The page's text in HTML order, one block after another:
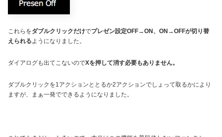
これらをダブルクリックだけでプレゼン設定OFF→ON、ON→OFFが切り替
えられるようになりました。
ダイアログも出てこないのでXを押して消す必要もありません。
ダブルクリックを1アクションととるか2アクションでしょって取るかにより
ますが、まぁ一発でできるようになりました。